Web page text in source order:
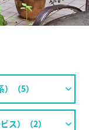
（5）
ス）（2）